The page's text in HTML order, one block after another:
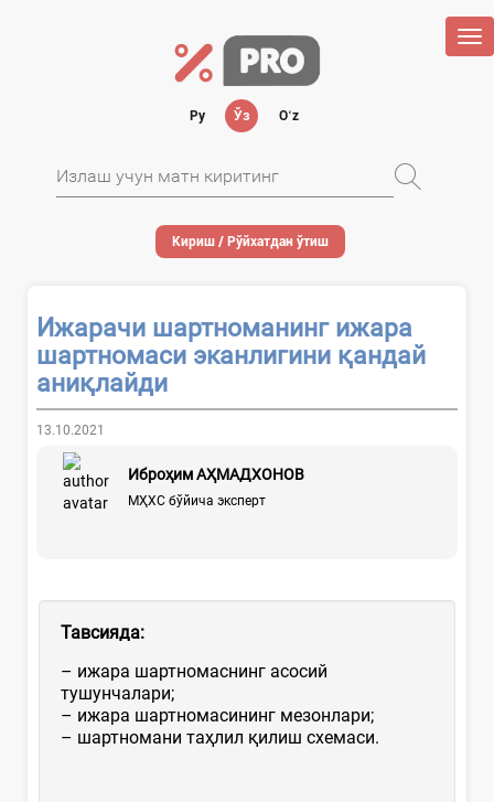
Ру Ўз Oʻz
Кириш / Рўйхатдан ўтиш
Ижарачи шартноманинг ижара
шартномаси эканлигини қандай
аниқлайди
13.10.2021
Иброҳим АҲМАДХОНОВ
МҲХС бўйича эксперт
Тавсияда:
– ижара шартномаснинг асосий
тушунчалари;
– ижара шартномасининг мезонлари;
– шартномани таҳлил қилиш схемаси.